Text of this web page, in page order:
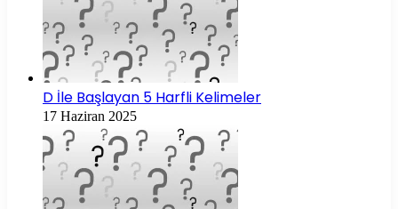
D İle Başlayan 5 Harfli Kelimeler
17 Haziran 2025